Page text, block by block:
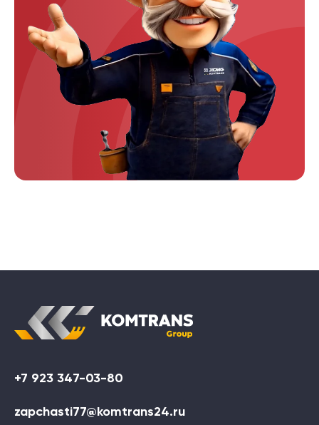
+7 923 347-03-80
zapchasti77@komtrans24.ru